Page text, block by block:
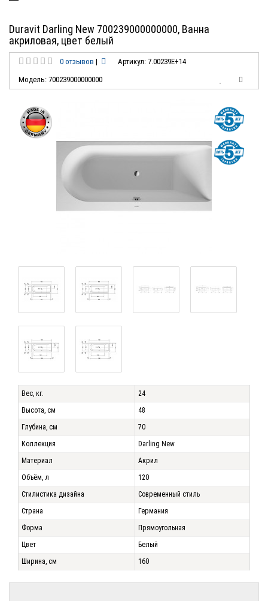
Duravit Darling New 700239000000000, Ванна
акриловая, цвет белый
0 отзывов |
Артикул: 7.00239E+14
Модель: 700239000000000
Вес, кг.
24
Высота, см
48
Глубина, см
70
Коллекция
Darling New
Материал
Акрил
Объём, л
120
Стилистика дизайна
Современный стиль
Страна
Германия
Форма
Прямоугольная
Цвет
Белый
Ширина, см
160